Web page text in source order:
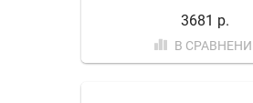
3681 р.
В